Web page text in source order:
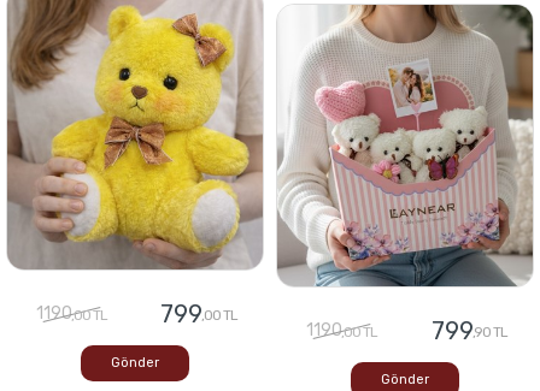
1190,00 TL 799,00 TL
Gönder
1190,00 TL 799,90 TL
Gönder